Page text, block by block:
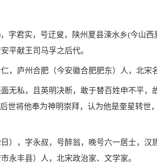
，字君实，号迂叟，陕州夏县涑水乡(今山
平献王司马孚之后代。
，庐州合肥（今安徽合肥肥东）人，北宋
无私，且英明决断，敢于替百姓申不平，
世将他奉为神明崇拜，认为他是奎星转世
），字永叔，号醉翁，晚号六一居士，汉
永丰县）人，北宋政治家、文学家。